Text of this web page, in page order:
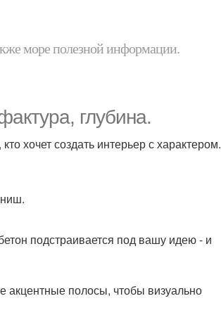
море полезной информации.
глубина.
хочет создать интерьер с характером.
подстраивается под вашу идею - и
акцентные полосы, чтобы визуально